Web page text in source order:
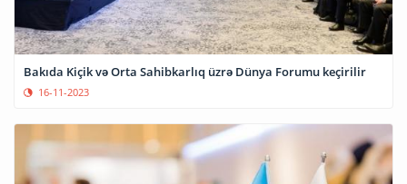
Bakıda Kiçik və Orta Sahibkarlıq üzrə Dünya Forumu keçirilir
16-11-2023